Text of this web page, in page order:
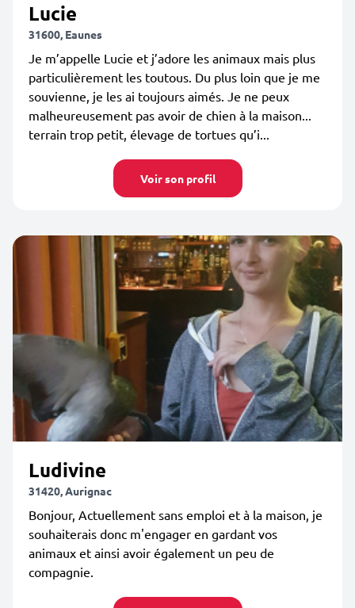
Lucie
31600, Eaunes
Je m’appelle Lucie et j’adore les animaux mais plus
particulièrement les toutous. Du plus loin que je me
souvienne, je les ai toujours aimés. Je ne peux
malheureusement pas avoir de chien à la maison...
terrain trop petit, élevage de tortues qu’i...
Voir son profil
Ludivine
31420, Aurignac
Bonjour, Actuellement sans emploi et à la maison, je
souhaiterais donc m'engager en gardant vos
animaux et ainsi avoir également un peu de
compagnie.